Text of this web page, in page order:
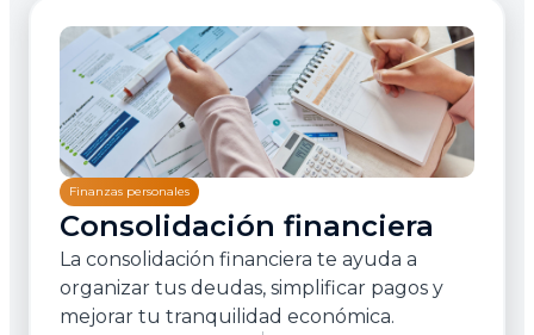
Finanzas personales
Consolidación financiera
La consolidación financiera te ayuda a
organizar tus deudas, simplificar pagos y
mejorar tu tranquilidad económica.